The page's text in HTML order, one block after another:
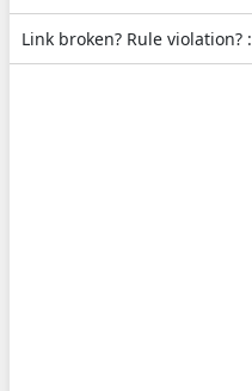
Link broken? Rule violation? :